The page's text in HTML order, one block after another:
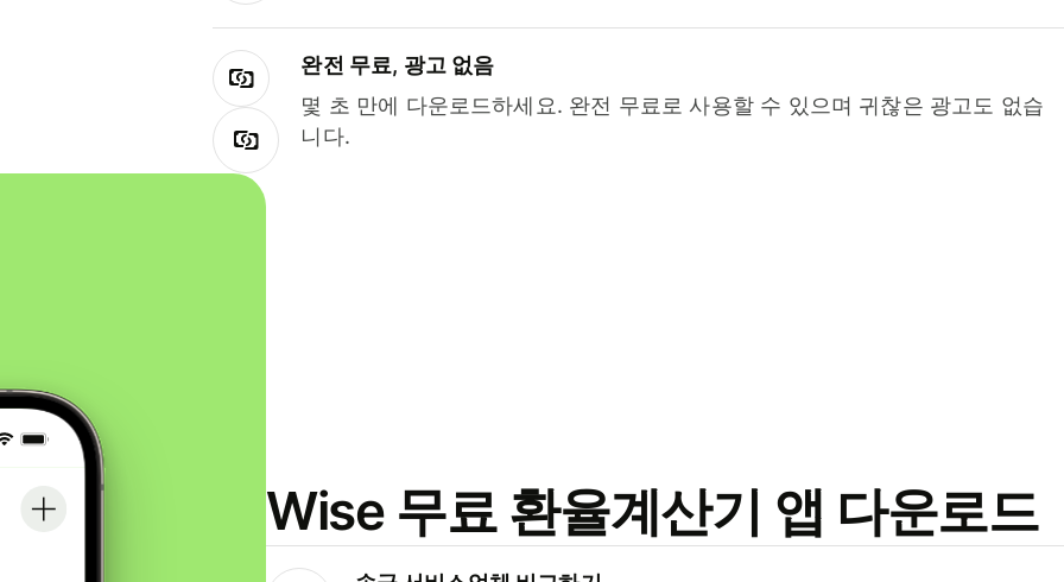
완전 무료, 광고 없음
몇 초 만에 다운로드하세요. 완전 무료로 사용할 수 있으며 귀찮은 광고도 없습
니다.
Wise 무료 환율계산기 앱 다운로드